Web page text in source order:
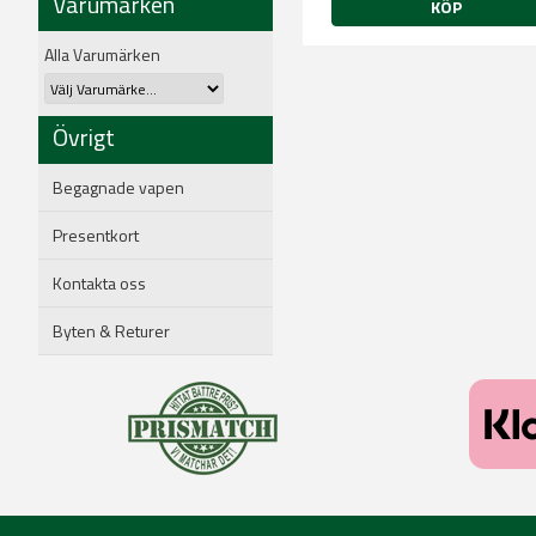
Alla Varumärken
Övrigt
Begagnade vapen
Presentkort
Kontakta oss
Byten & Returer
KÖP